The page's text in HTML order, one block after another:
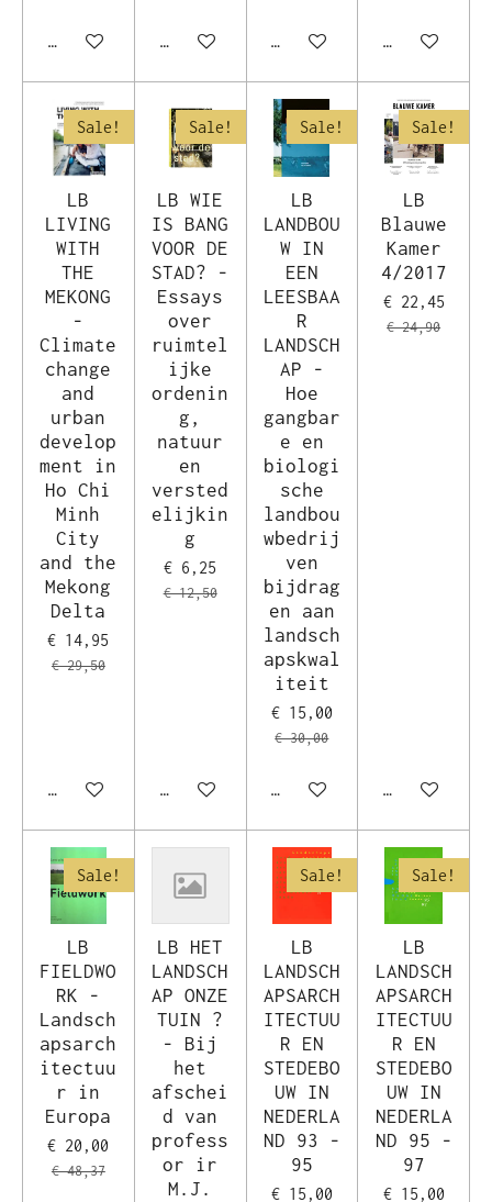
In winkelwagenIn winkelwagenIn winkelwagenIn
Sale!
LB
LIVING
WITH
THE
MEKONG
-
Climate
change
and
urban
develop
ment in
Ho Chi
Minh
City
and the
Mekong
Delta
€ 14,95
€ 29,50
In winkelwagen
Sale!
LB WIE
IS BANG
VOOR DE
STAD? -
Essays
over
ruimtel
ijke
ordenin
g,
natuur
en
versted
elijkin
g
€ 6,25
€ 12,50
In winkelwagen
Sale!
LB
LANDBOU
W IN
EEN
LEESBAA
R
LANDSCH
AP -
Hoe
gangbar
e en
biologi
sche
landbou
wbedrij
ven
bijdrag
en aan
landsch
apskwal
iteit
€ 15,00
€ 30,00
In winkelwagen
Sale!
LB
Blauwe
Kamer
4/2017
€ 22,45
€ 24,90
In
Sale!
LB
FIELDWO
RK -
Landsch
apsarch
itectuu
r in
Europa
€ 20,00
€ 48,37
LB HET
LANDSCH
AP ONZE
TUIN ?
- Bij
het
afschei
d van
profess
or ir
M.J.
Sale!
LB
LANDSCH
APSARCH
ITECTUU
R EN
STEDEBO
UW IN
NEDERLA
ND 93 -
95
€ 15,00
Sale!
LB
LANDSCH
APSARCH
ITECTUU
R EN
STEDEBO
UW IN
NEDERLA
ND 95 -
97
€ 15,00